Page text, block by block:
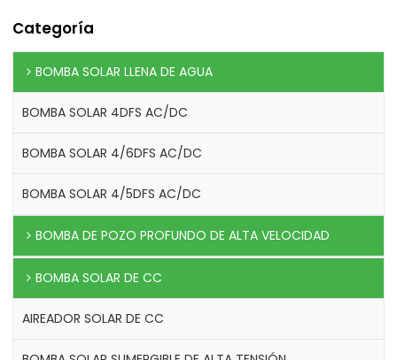
Categoría
BOMBA SOLAR LLENA DE AGUA
BOMBA SOLAR 4DFS AC/DC
BOMBA SOLAR 4/6DFS AC/DC
BOMBA SOLAR 4/5DFS AC/DC
BOMBA DE POZO PROFUNDO DE ALTA VELOCIDAD
BOMBA SOLAR DE CC
AIREADOR SOLAR DE CC